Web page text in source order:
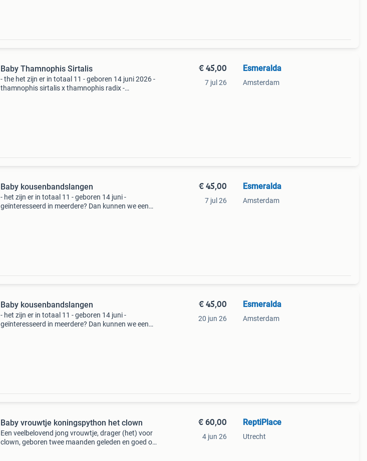
Baby Thamnophis Sirtalis
- the het zijn er in totaal 11 - geboren 14 juni 2026 -
thamnophis sirtalis x thamnophis radix -
€ 45,00
7 jul 26
Esmeralda
Amsterdam
Baby kousenbandslangen
- het zijn er in totaal 11 - geboren 14 juni -
geïnteresseerd in meerdere? Dan kunnen we een
€ 45,00
7 jul 26
Esmeralda
Amsterdam
Baby kousenbandslangen
- het zijn er in totaal 11 - geboren 14 juni -
geïnteresseerd in meerdere? Dan kunnen we een
€ 45,00
20 jun 26
Esmeralda
Amsterdam
Baby vrouwtje koningspython het clown
Een veelbelovend jong vrouwtje, drager (het) voor
clown, geboren twee maanden geleden en goed op
€ 60,00
4 jun 26
ReptiPlace
Utrecht